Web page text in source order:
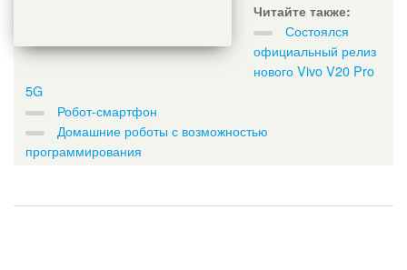
Читайте также:
Состоялся
официальный релиз
нового Vivo V20 Pro
5G
Робот-смартфон
Домашние роботы с возможностью
программирования